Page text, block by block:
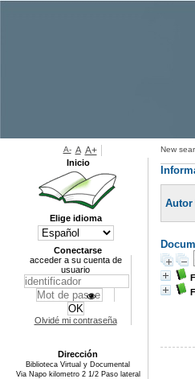
New
Autor
A- A A+
Inicio
Elige idioma
Conectarse
acceder a su cuenta de
usuario
Olvidé mi contraseña
Dirección
Biblioteca Virtual y Documental
Via Napo kilometro 2 1/2 Paso lateral